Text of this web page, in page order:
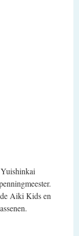
Aiki Kids en